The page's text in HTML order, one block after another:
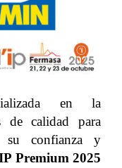
en la
de calidad para
su confianza y
Premium2025